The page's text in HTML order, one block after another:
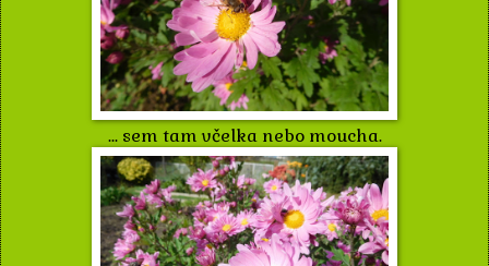
... sem tam včelka nebo moucha.